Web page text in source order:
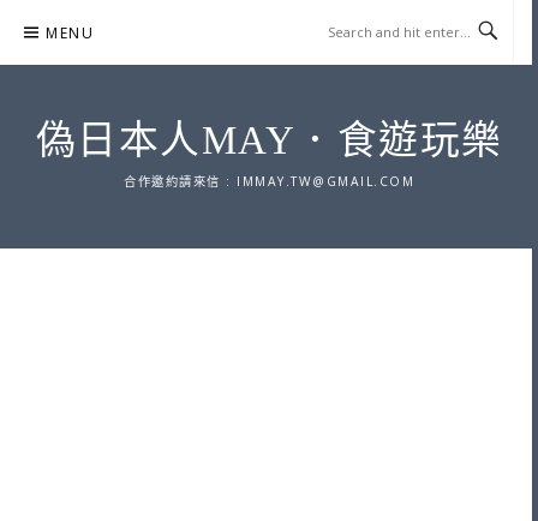
content
MENU
偽日本人MAY．食遊玩樂
合作邀約請來信 : IMMAY.TW@GMAIL.COM